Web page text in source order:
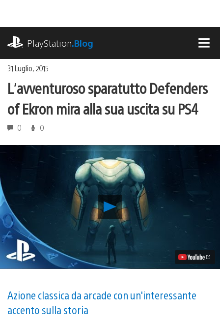
contenuto
PlayStation.Blog
31 Luglio, 2015
L’avventuroso sparatutto Defenders
of Ekron mira alla sua uscita su PS4
0 0
Riproduci
video
L’avventuroso
sparatutto
Defenders
Ekron
mira
uscita
su
Azione classica da arcade con un'interessante
accento sulla storia